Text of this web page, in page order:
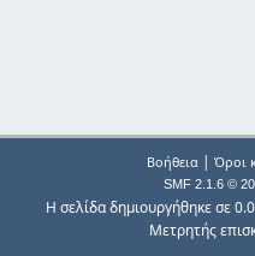
Βοήθεια| Όροι
SMF 2.1.6 ©
Η σελίδα δημιουργήθηκε σε
Μετρητής